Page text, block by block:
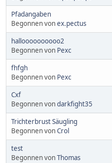
Pfadangaben
Begonnen vonex.pectus
halloooooooooo2
Begonnen von Pexc
fhfgh
Begonnen von Pexc
Cxf
Begonnen vondarkfight35
Trichterbrust Säugling
Begonnen vonCrol
test
Begonnen vonThomas